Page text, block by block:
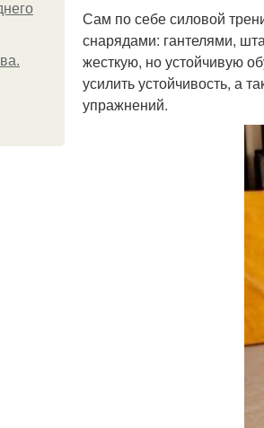
Сам по себе силовой
снарядами: гантелями,
жесткую, но устойчивую
усилить устойчивость, а
упражнений.